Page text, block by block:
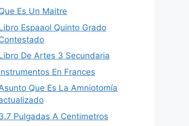
Es Un Maitre
Espaaol Quinto Grado
De Artes 3 Secundaria
En Frances
Que Es La Amniotomía
Pulgadas A Centimetros